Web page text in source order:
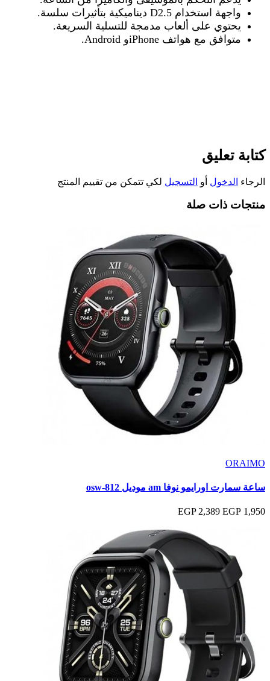
واجهة استخدام 2.5
D ديناميكية بتأثيرات سلسة.
يحتوي على ألعاب مدمجة للتسلية السريعة.
متوافق مع هواتف
وiPhone.
كتابة تعليق
الرجاء الدخول أو التسجيل لكي تتمكن من تقييم المنتج
منتجات ذات صلة
ORAIMO
ساعة سمارت اورايمو نوفا am موديل osw-812
1,950 EGP
2,389 EGP